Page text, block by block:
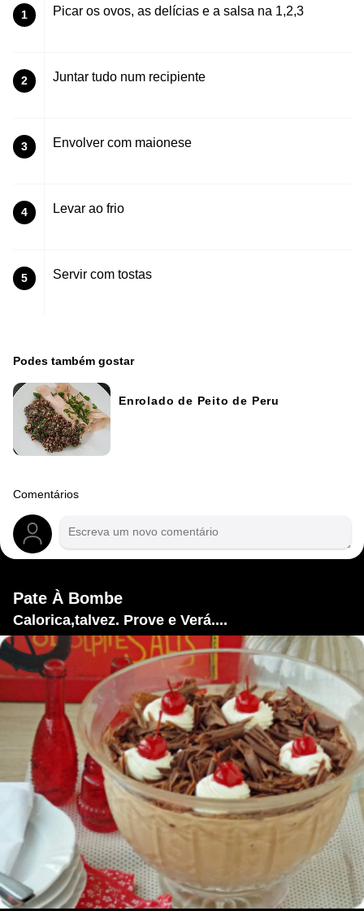
1 Picar os ovos, as delícias e a salsa na 1,2,3
2 Juntar tudo num recipiente
3 Envolver com maionese
4 Levar ao frio
5 Servir com tostas
Podes também gostar
Enrolado de Peito de Peru
Comentários
Pate À Bombe
Calorica,talvez. Prove e Verá....